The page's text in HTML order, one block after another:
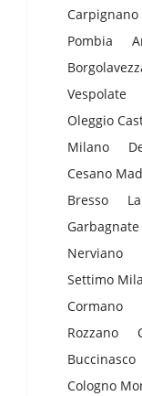
Carpignano
Pombia
Vespolate
Oleggio
Milano
Cesano
Bresso
Nerviano
Settimo
Cormano
Rozzano
Buccinasco
Cologno